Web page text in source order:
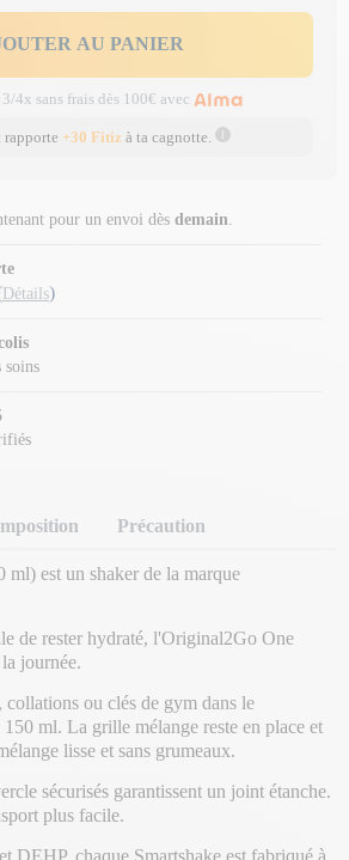
AU PANIER
4x sans frais dès 100€ avec
+30 Fitiz à ta cagnotte.
pour un envoi dès demain
Détails)
soins
Précaution
est un shaker de la marque
de rester hydraté, l'Original2Go One
journée.
collations ou clés de gym dans le
ml. La grille mélange reste en place et
lisse et sans grumeaux.
sécurisés garantissent un joint étanche.
plus facile.
DEHP, chaque Smartshake est fabriqué à